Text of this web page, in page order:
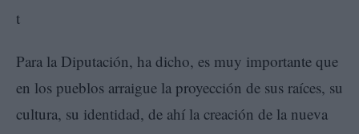
Para la Diputación, ha dicho, es muy importante que
en los pueblos arraigue la proyección de sus raíces, su
cultura, su identidad, de ahí la creación de la nueva